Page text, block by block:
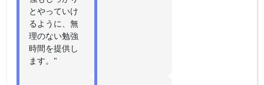
とやっていけ
るように、無
理のない勉強
時間を提供し
ます。"